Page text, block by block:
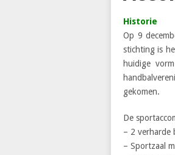
Historie
Op 9
stichting is
huidige
gekomen.
De
– 2 verharde
– Sportzaal